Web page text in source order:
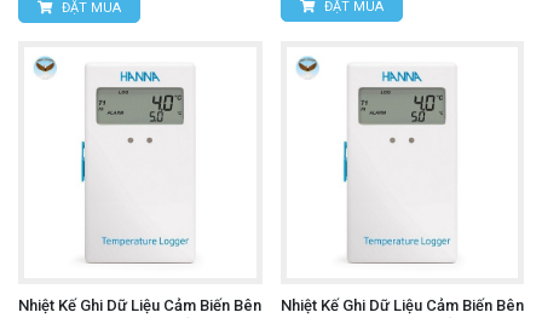
nhiệt độ của hàng hóa trong quá trình vận chuyển
để đảm bảo chất lượng.
Lợi ích khi sử dụng TESTO 184 T3
Đảm bảo chất lượng sản phẩm
phẩm.
ĐẶT MUA ĐẶT MUA
Nhiệt Kế Ghi Dữ Liệu Cảm Biến Bên
Nhiệt Kế Ghi Dữ Liệu Cảm Biến Bên